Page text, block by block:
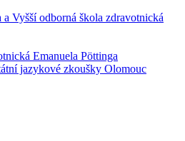
Emanuela Pöttinga
jazykové zkoušky Olomouc